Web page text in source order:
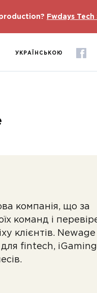
Fwdays
УКРАЇНСЬКОЮ
компанія, що за
команд і
клієнтів. Newage
fintech,